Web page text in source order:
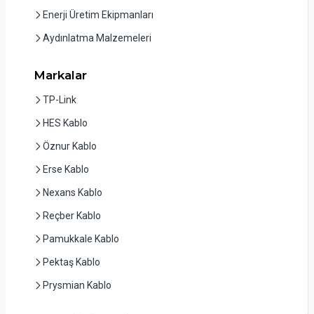
Enerji Üretim Ekipmanları
Aydınlatma Malzemeleri
Markalar
TP-Link
HES Kablo
Öznur Kablo
Erse Kablo
Nexans Kablo
Reçber Kablo
Pamukkale Kablo
Pektaş Kablo
Prysmian Kablo